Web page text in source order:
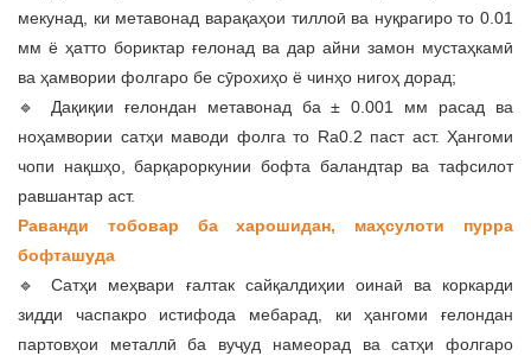
мекунад, ки метавонад варақаҳои тиллоӣ ва нуқрагиро то 0.01
мм ё ҳатто бориктар ғелонад ва дар айни замон мустаҳкамӣ
ва ҳамвории фолгаро бе сӯрохиҳо ё чинҳо нигоҳ дорад;
🔹 Дақиқии ғелондан метавонад ба ± 0.001 мм расад ва
ноҳамвории сатҳи маводи фолга то Ra0.2 паст аст. Ҳангоми
чопи нақшҳо, барқароркунии бофта баландтар ва тафсилот
равшантар аст.
Раванди тобовар ба харошидан, маҳсулоти пурра
бофташуда
🔹 Сатҳи меҳвари ғалтак сайқалдиҳии оинаӣ ва коркарди
зидди часпакро истифода мебарад, ки ҳангоми ғелондан
партовҳои металлӣ ба вуҷуд намеорад ва сатҳи фолгаро